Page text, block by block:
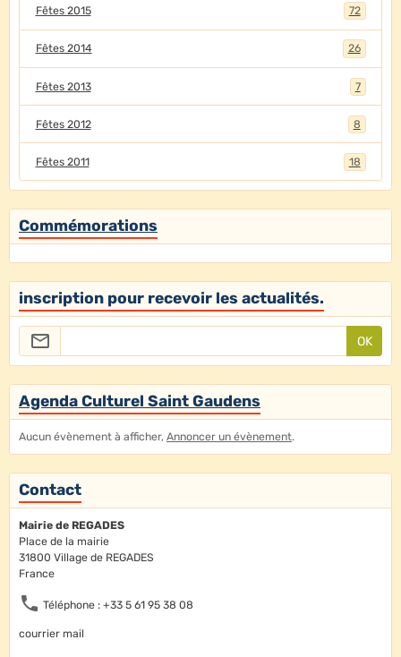
Fêtes 2015 72
Fêtes 2014 26
Fêtes 2013 7
Fêtes 2012 8
Fêtes 2011 18
Commémorations
inscription pour recevoir les actualités.
OK
Agenda Culturel Saint Gaudens
Aucun évènement à afficher, Annoncer un évènement.
Contact
Mairie de REGADES
Place de la mairie
31800 Village de REGADES
France
Téléphone : +33 5 61 95 38 08
courrier mail